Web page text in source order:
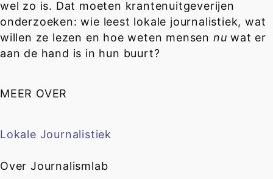
wel zo is. Dat moeten krantenuitgeverijen
onderzoeken: wie leest lokale journalistiek, wat
willen ze lezen en hoe weten mensen nuwat er
aan de hand is in hun buurt?
MEER OVER
Lokale Journalistiek
Over Journalismlab